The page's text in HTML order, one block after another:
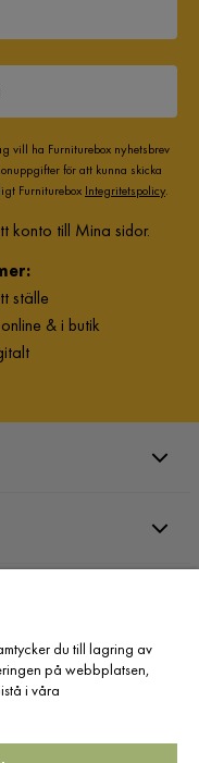
vill ha Furniturebox nyhetsbrev
för att kunna skicka
Furniturebox Integritetspolicy.
konto till Mina sidor.
ställe
& i butik
du till lagring av
på webbplatsen,
i våra